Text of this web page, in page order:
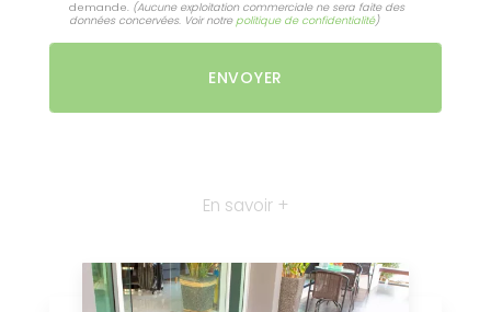
demande. (Aucune exploitation commerciale ne sera faite des
données concervées. Voir notre politique de confidentialité)
En savoir +